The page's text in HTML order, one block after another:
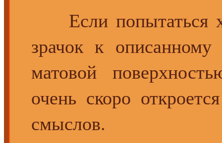
Если попытаться
зрачок к
матовой
очень скоро
смыслов.